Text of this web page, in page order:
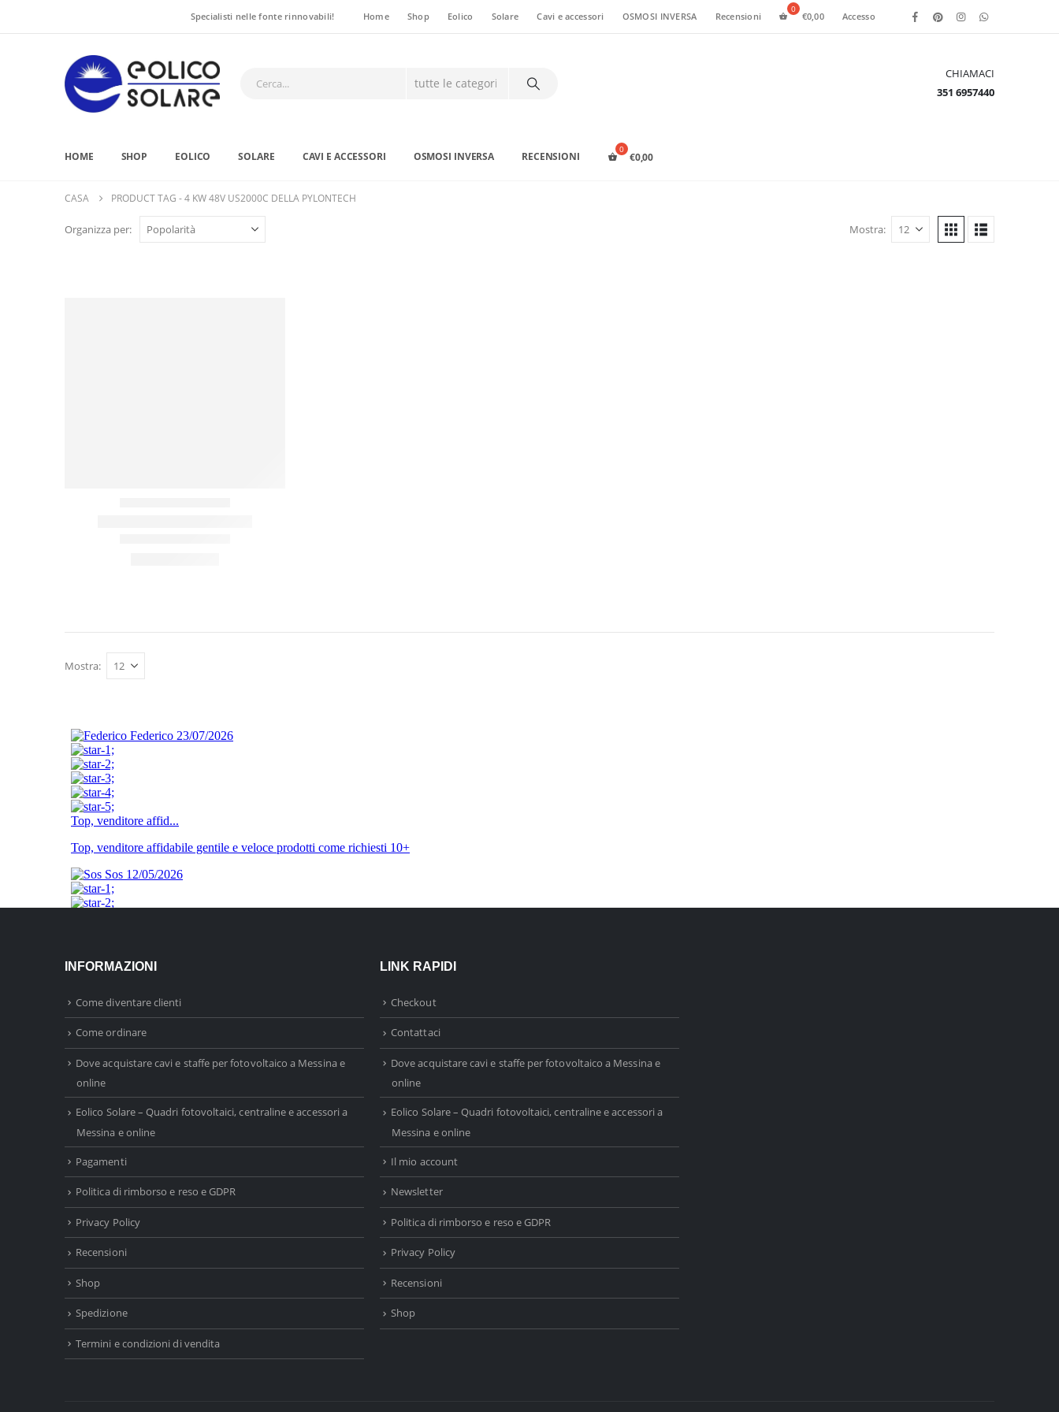
Specialisti nelle fonte rinnovabili! Home Shop Eolico Solare Cavi e accessori OSMOSI INVERSA Recensioni €0,00 Accesso
CHIAMACI
351 6957440
HOME SHOP EOLICO SOLARE CAVI E ACCESSORI OSMOSI INVERSA RECENSIONI €0,00
CASA PRODUCT TAG -4 KW 48V US2000C DELLA PYLONTECH
Organizza per: Mostra:
Mostra:
INFORMAZIONI
Come diventare clienti
Come ordinare
Dove acquistare cavi e staffe per fotovoltaico a Messina e
online
Eolico Solare – Quadri fotovoltaici, centraline e accessori a
Messina e online
Pagamenti
Politica di rimborso e reso e GDPR
Privacy Policy
Recensioni
Shop
Spedizione
Termini e condizioni di vendita
LINK RAPIDI
Checkout
Contattaci
Dove acquistare cavi e staffe per fotovoltaico a Messina e
online
Eolico Solare – Quadri fotovoltaici, centraline e accessori a
Messina e online
Il mio account
Newsletter
Politica di rimborso e reso e GDPR
Privacy Policy
Recensioni
Shop